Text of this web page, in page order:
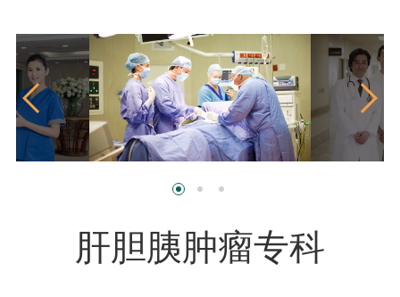
肝胆胰肿瘤专科